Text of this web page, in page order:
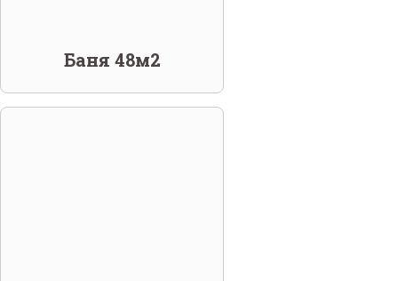
Баня 48м2